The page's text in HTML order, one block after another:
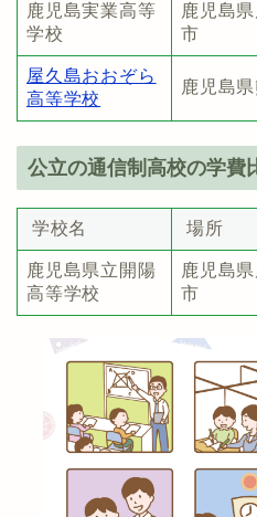
鹿児島実業高等
学校
鹿児島
市
屋久島おおぞら
高等学校
鹿児島
公立の通信制高校の学費
学校名 場所
鹿児島県立開陽
高等学校
鹿児島
市